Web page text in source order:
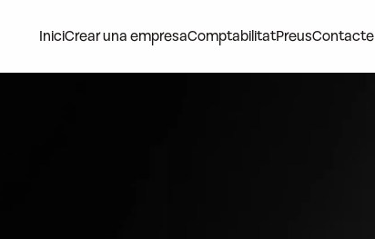
IniciCrear una empresaComptabilitatPreusContacte